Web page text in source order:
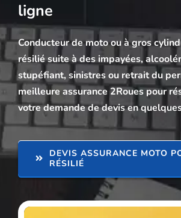
ligne
Conducteur de moto ou à gros
résilié suite à des impayées,
stupéfiant, sinistres ou retrait du
meilleure assurance 2Roues pour
votre demande de devis en
DEVIS ASSURANCE MOTO
RÉSILIÉ